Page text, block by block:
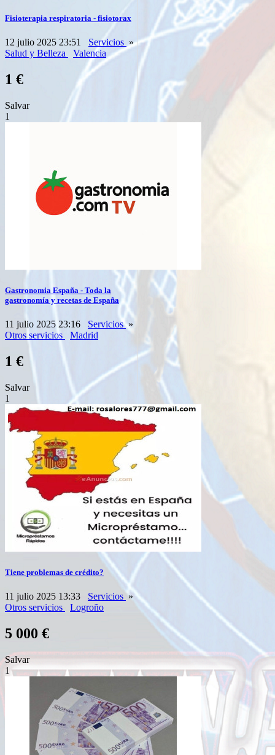
Fisioterapia respiratoria - fisiotorax
12 julio 2025 23:51 Servicios »
Salud y Belleza
Valencia
1 €
Salvar
1
Gastronomia España - Toda la
gastronomía y recetas de España
11 julio 2025 23:16 Servicios»
Otros servicios
Madrid
1 €
Salvar
1
Tiene problemas de crédito?
11 julio 2025 13:33 Servicios »
Otros servicios
Logroño
5 000 €
Salvar
1